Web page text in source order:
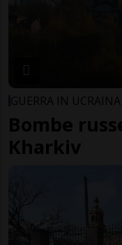
GUERRA IN UCRAINA
Bombe
Kharkiv